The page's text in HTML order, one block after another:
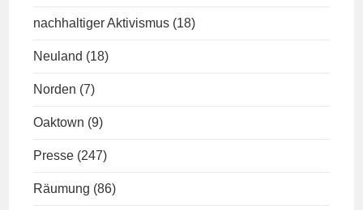
nachhaltiger Aktivismus (18)
Neuland (18)
Norden (7)
Oaktown (9)
Presse (247)
Räumung (86)